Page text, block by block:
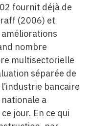
fournit déjà de
(2006) et
nombre
multisectorielle
séparée de
bancaire
a
jour. En ce qui